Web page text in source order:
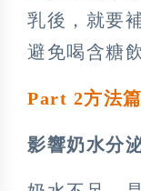
乳後，就要
避免喝含糖
Part 2方法篇
影響奶水分